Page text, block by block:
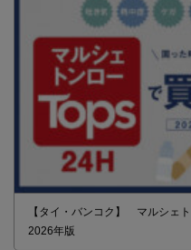
【タイ・バンコク】 マルシェ
2026年版